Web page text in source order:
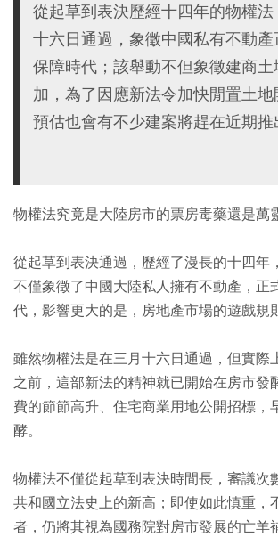
從起草到表決歷經十四年的物權法
十六日通過，象徵中國私有不動
保障時代；該舉動不但象徵建商
加，為了因應新法令加快閒置土地
預估也會有不少建案將趕在近期推
物權法究竟是大陸房市的票房毒藥還是萬
從起草到表決通過，歷經了漫長的十四年
不僅象徵了中國大陸私人擁有不動產，正
代，影響更大的是，房地產市場的遊戲規
雖然物權法是在三月十六日通過，但實際
之前，這部新法的精神就已開始在房市發
費的節節高升、住宅商業用地公開招標，
酵。
物權法不僅從起草到表決時間長，審議次
共和國立法史上的新高；即使如此慎重，
者，仍將其視為國務院對房市發展的亡羊